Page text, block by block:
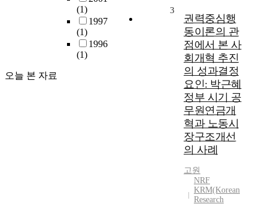
(1)
1997
(1)
1996
(1)
오늘 본 자료
3
권력중심행
동이론의 관
점에서 본 사
회개혁 추진
의 성과결정
요인: 박근혜
정부 시기 공
무원연금개
혁과 노동시
장구조개선
의 사례
고원
NRF
KRM(Korean
Research